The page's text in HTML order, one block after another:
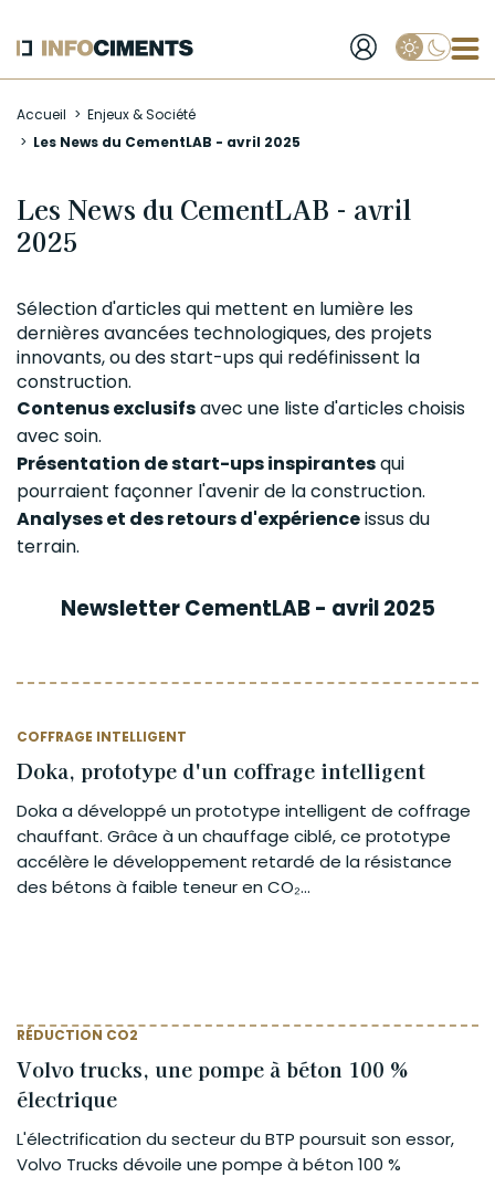
au
contenu
Accueil
Enjeux & Société
Les News du CementLAB - avril 2025
Les News du CementLAB - avril
2025
Sélection d'articles qui mettent en lumière les
dernières avancées technologiques, des projets
innovants, ou des start-ups qui redéfinissent la
construction.
Contenus exclusifsavec une liste d'articles choisis
avec soin.
Présentation de start-ups inspirantesqui
pourraient façonner l'avenir de la construction.
Analyses et des retours d'expérienceissus du
terrain.
Newsletter CementLAB - avril 2025
COFFRAGE INTELLIGENT
Doka, prototype d'un coffrage intelligent
Doka a développé un prototype intelligent de coffrage
chauffant. Grâce à un chauffage ciblé, ce prototype
accélère le développement retardé de la résistance
des bétons à faible teneur en CO₂...
RÉDUCTION CO2
Volvo trucks, une pompe à béton 100 %
électrique
L'électrification du secteur du BTP poursuit son essor,
Volvo Trucks dévoile une pompe à béton 100 %